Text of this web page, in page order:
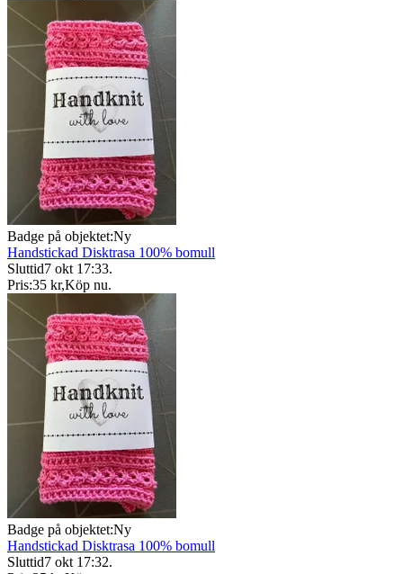
Badge på objektet:Ny
Handstickad Disktrasa 100% bomull
Sluttid7 okt 17:33.
Pris:35 kr,Köp nu.
Badge på objektet:Ny
Handstickad Disktrasa 100% bomull
Sluttid7 okt 17:32.